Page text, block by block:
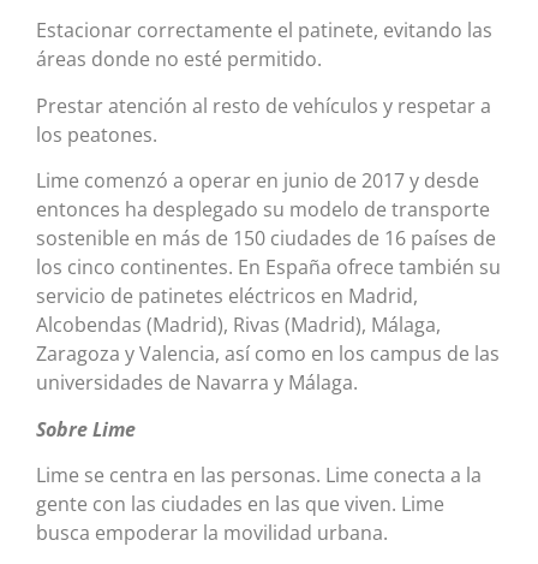
Estacionar correctamente el patinete, evitando las
áreas donde no esté permitido.
Prestar atención al resto de vehículos y respetar a
los peatones.
Lime comenzó a operar en junio de 2017 y desde
entonces ha desplegado su modelo de transporte
sostenible en más de 150 ciudades de 16 países de
los cinco continentes. En España ofrece también su
servicio de patinetes eléctricos en Madrid,
Alcobendas (Madrid), Rivas (Madrid), Málaga,
Zaragoza y Valencia, así como en los campus de las
universidades de Navarra y Málaga.
Sobre Lime
Lime se centra en las personas. Lime conecta a la
gente con las ciudades en las que viven. Lime
busca empoderar la movilidad urbana.